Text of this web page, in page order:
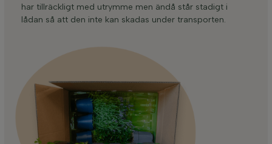
har tillräckligt med utrymme men ändå står stadigt i
lådan så att den inte kan skadas under transporten.